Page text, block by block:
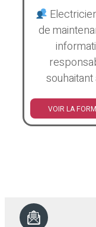
de
VOIR LA